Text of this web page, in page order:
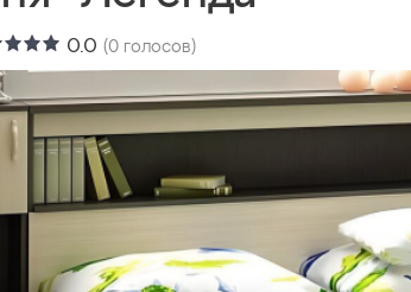
0.0 (0 голосов)